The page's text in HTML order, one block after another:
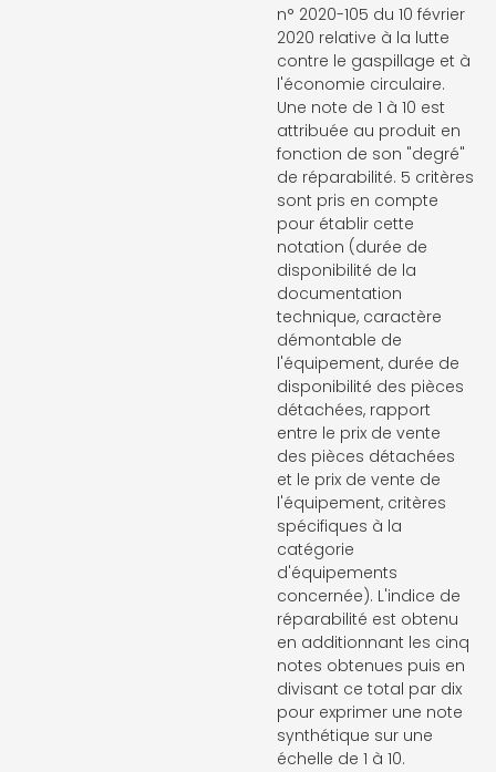
n° 2020-105 du 10 février
2020 relative à la lutte
contre le gaspillage et à
l'économie circulaire.
Une note de 1 à 10 est
attribuée au produit en
fonction de son "degré"
de réparabilité. 5 critères
sont pris en compte
pour établir cette
notation (durée de
disponibilité de la
documentation
technique, caractère
démontable de
l'équipement, durée de
disponibilité des pièces
détachées, rapport
entre le prix de vente
des pièces détachées
et le prix de vente de
l'équipement, critères
spécifiques à la
catégorie
d'équipements
concernée). L'indice de
réparabilité est obtenu
en additionnant les cinq
notes obtenues puis en
divisant ce total par dix
pour exprimer une note
synthétique sur une
échelle de 1 à 10.